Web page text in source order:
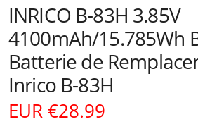
INRICO B-83H 3.85V
4100mAh/15.785Wh
Batterie de
Inrico B-83H
EUR €28.99